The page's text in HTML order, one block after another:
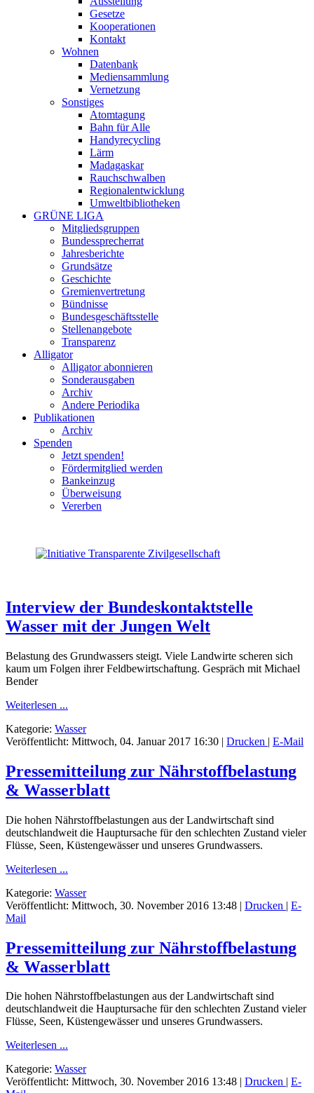
Gesetze
Kooperationen
Kontakt
Wohnen
Datenbank
Mediensammlung
Vernetzung
Sonstiges
Atomtagung
Bahn für Alle
Handyrecycling
Lärm
Madagaskar
Rauchschwalben
Regionalentwicklung
Umweltbibliotheken
GRÜNE LIGA
Mitgliedsgruppen
Bundessprecherrat
Jahresberichte
Grundsätze
Geschichte
Gremienvertretung
Bündnisse
Bundesgeschäftsstelle
Stellenangebote
Transparenz
Alligator
Alligator abonnieren
Sonderausgaben
Archiv
Andere Periodika
Publikationen
Archiv
Spenden
Jetzt spenden!
Fördermitglied werden
Bankeinzug
Überweisung
Vererben
Interview der Bundeskontaktstelle
Wasser mit der Jungen Welt
Belastung des Grundwassers steigt. Viele Landwirte scheren sich
kaum um Folgen ihrer Feldbewirtschaftung. Gespräch mit Michael
Bender
Weiterlesen ...
Kategorie: Wasser
Veröffentlicht: Mittwoch, 04. Januar 2017 16:30 | Drucken | E-Mail
Pressemitteilung zur Nährstoffbelastung
& Wasserblatt
Die hohen Nährstoffbelastungen aus der Landwirtschaft sind
deutschlandweit die Hauptursache für den schlechten Zustand vieler
Flüsse, Seen, Küstengewässer und unseres Grundwassers.
Weiterlesen ...
Kategorie: Wasser
Veröffentlicht: Mittwoch, 30. November 2016 13:48 | Drucken | E-
Mail
Pressemitteilung zur Nährstoffbelastung
& Wasserblatt
Die hohen Nährstoffbelastungen aus der Landwirtschaft sind
deutschlandweit die Hauptursache für den schlechten Zustand vieler
Flüsse, Seen, Küstengewässer und unseres Grundwassers.
Weiterlesen ...
Kategorie: Wasser
Veröffentlicht: Mittwoch, 30. November 2016 13:48 | Drucken | E-